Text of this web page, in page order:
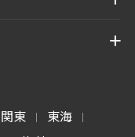
関東 | 東海 |